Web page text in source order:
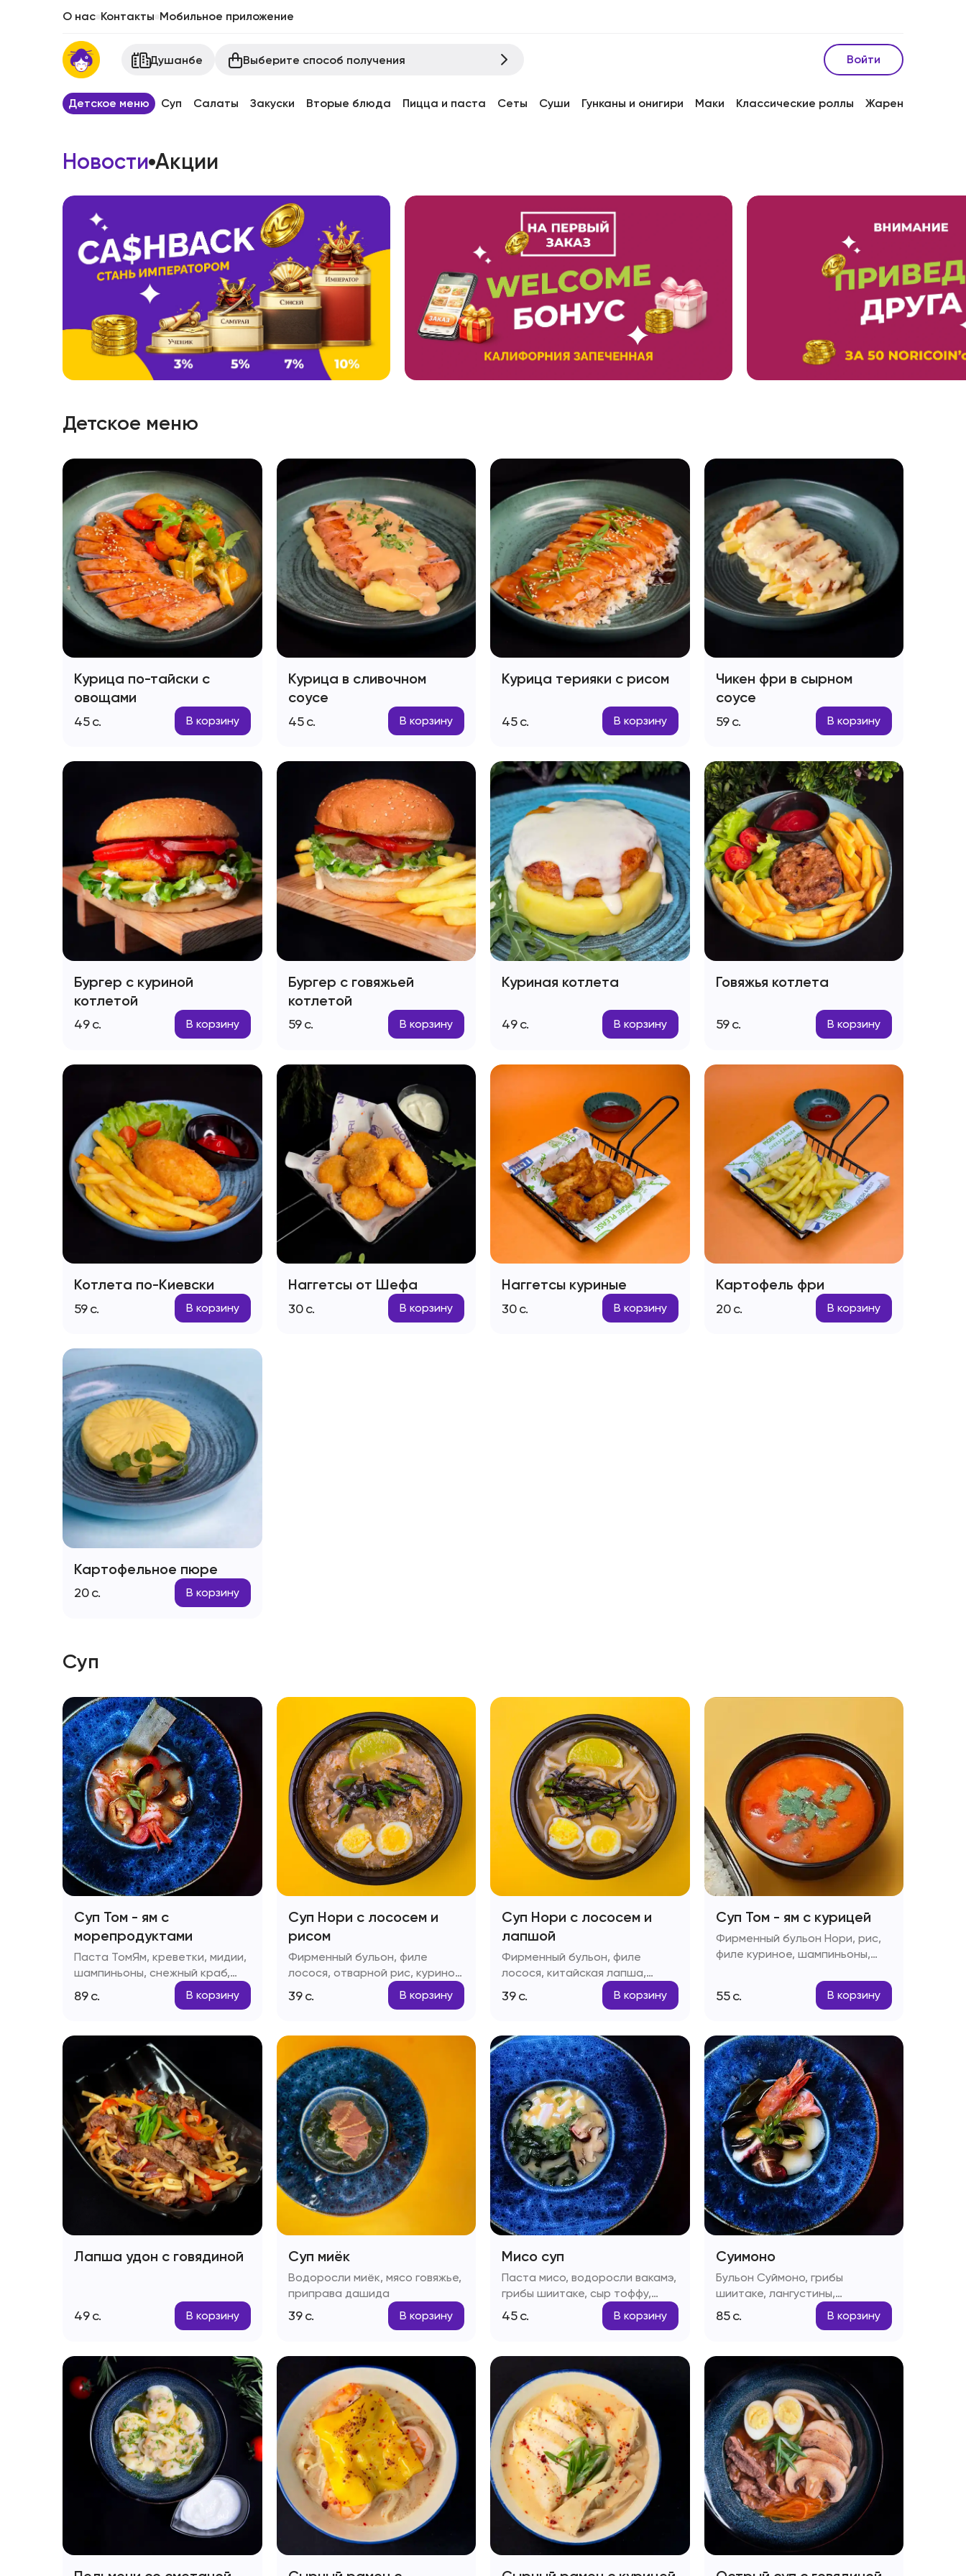
О нас Контакты Мобильное приложение
Душанбе Выберите способ получения Войти
Детское меню Суп Салаты Закуски Вторые блюда Пицца и паста Сеты Суши Гунканы и онигири Маки Классические роллы Жареные роллы
Новости Акции
Детское меню
Курица по-тайски с
овощами
45с. В корзину
Курица в сливочном
соусе
45 с. В корзину
Курица терияки с рисом
45с. В корзину
Чикен фри в сырном
соусе
59 с. В корзину
Бургер с куриной
котлетой
49с. В корзину
Бургер с говяжьей
котлетой
59 с. В корзину
Куриная котлета
49с. В корзину
Говяжья котлета
59 с. В корзину
Котлета по-Киевски
59с. В корзину
Наггетсы от Шефа
30 с. В корзину
Наггетсы куриные
30с. В корзину
Картофель фри
20 с. В корзину
Картофельное пюре
20с. В корзину
Суп
Суп Том - ям с
морепродуктами
Паста ТомЯм, креветки, мидии,
шампиньоны, снежный краб,
помидоры черри
89с. В корзину
Суп Нори с лососем и
рисом
Фирменный бульон, филе
лосося, отварной рис, куриное
яйцо, паста Том-ям, рыбный
соус, зеленый лук
39 с. В корзину
Суп Нори с лососем и
лапшой
Фирменный бульон, филе
лосося, китайская лапша,
куриное яйцо, паста Том-ям,
рыбный соус, зеленый лук
39с. В корзину
Суп Том - ям с курицей
Фирменный бульон Нори, рис,
филе куриное, шампиньоны,
ям, кокосовое молоко, лайм,
соус Рыбный, чеснок,
55 с. В корзину
Лапша удон с говядиной
49с. В корзину
Суп миёк
Водоросли миёк, мясо говяжье,
приправа дашида
39 с. В корзину
Мисо суп
Паста мисо, водоросли вакамэ,
грибы шиитаке, сыр тоффу,
зелень
45с. В корзину
Суимоно
Бульон Суймоно, грибы
шиитаке, лангустины,
креветки, мидии, морской
гребешок, осьминог, зелень
85 с. В корзину